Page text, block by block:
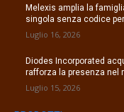
Melexis amplia la
singola senza codice
Luglio 16, 2026
Diodes Incorporated
rafforza la presenza nel
Luglio 15, 2026